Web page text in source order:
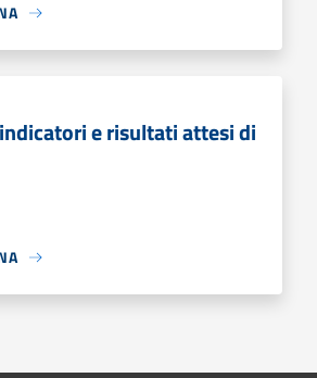
e risultati attesi di